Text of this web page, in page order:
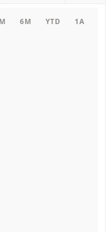
6M YTD 1A